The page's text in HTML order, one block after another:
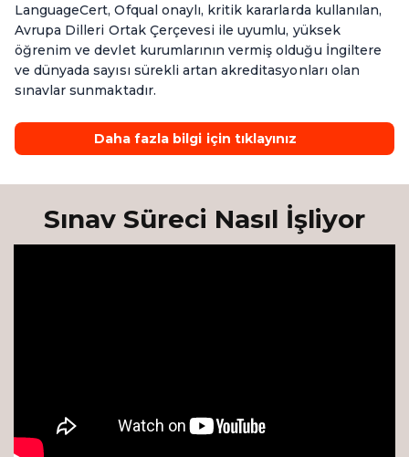
LanguageCert, Ofqual onaylı, kritik kararlarda kullanılan,
Avrupa Dilleri Ortak Çerçevesi ile uyumlu, yüksek
öğrenim ve devlet kurumlarının vermiş olduğu İngiltere
ve dünyada sayısı sürekli artan akreditasyonları olan
sınavlar sunmaktadır.
Daha fazla bilgi için tıklayınız
Sınav Süreci Nasıl İşliyor